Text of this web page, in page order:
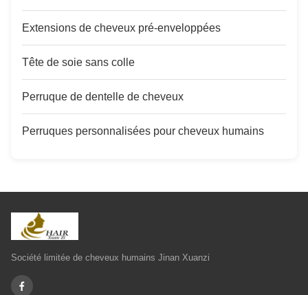
Extensions de cheveux pré-enveloppées
Tête de soie sans colle
Perruque de dentelle de cheveux
Perruques personnalisées pour cheveux humains
Société limitée de cheveux humains Jinan Xuanzi